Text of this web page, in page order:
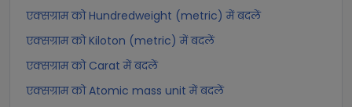
एक्सग्राम को Hundredweight (metric) में बदलें
एक्सग्राम को Kiloton (metric) में बदलें
एक्सग्राम को Carat में बदलें
एक्सग्राम को Atomic mass unit में बदलें